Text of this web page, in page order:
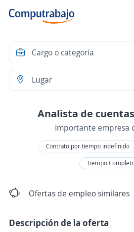
Analista de
Importante empresa
Contrato por tiempo indefinido
Tiempo
Ofertas de empleo similares
Descripción de la oferta